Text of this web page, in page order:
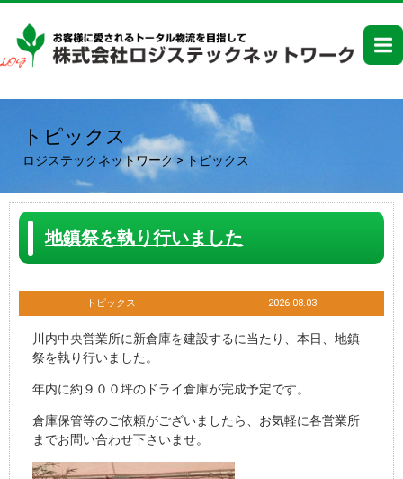
トピックス
ロジステックネットワーク > トピックス
地鎮祭を執り行いました
トピックス 2026.08.03
川内中央営業所に新倉庫を建設するに当たり、本日、地鎮
祭を執り行いました。
年内に約９００坪のドライ倉庫が完成予定です。
倉庫保管等のご依頼がございましたら、お気軽に各営業所
までお問い合わせ下さいませ。